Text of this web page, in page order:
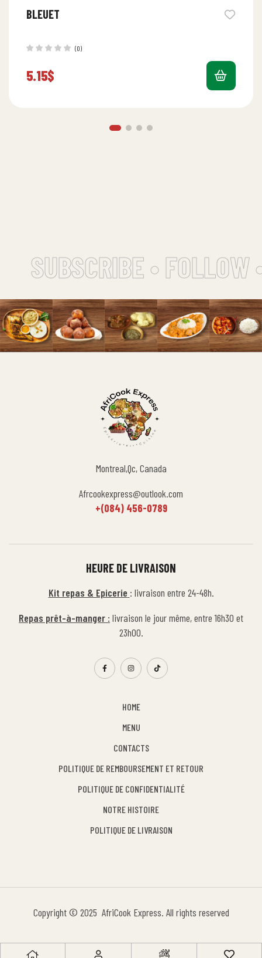
BLEUET
(0)
5.15$
SUBSCRIBE • FOLLOW
Montreal,Qc, Canada
Afrcookexpress@outlook.com
+(084) 456-0789
HOME
MENU
CONTACTS
POLITIQUE DE REMBOURSEMENT ET RETOUR
POLITIQUE DE CONFIDENTIALITÉ
NOTRE HISTOIRE
POLITIQUE DE LIVRAISON
HEURE DE LIVRAISON
Kit repas & Epicerie : livraison entre 24-48h.
Repas prêt-à-manger : livraison le jour même, entre 16h30 et
23h00.
Copyright © 2025 AfriCook Express. All rights reserved